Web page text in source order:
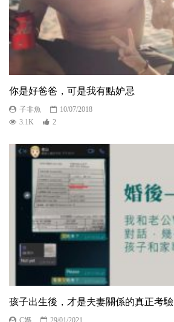
你是好爸爸，可是我有點妒忌
子非魚
10/07/2018
3.1K
2
孩子出生後，才是夫妻關係的真正考驗
C媽
29/01/2021